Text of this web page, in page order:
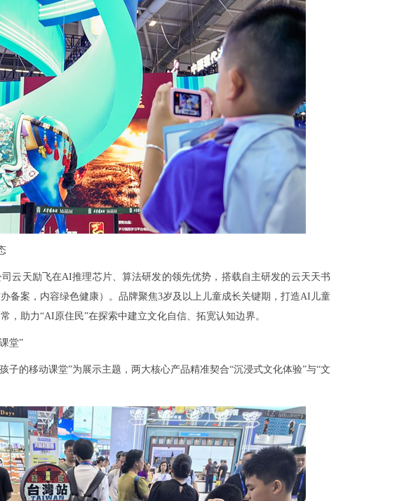
云天励飞在AI推理芯片、算法研发的领先优势，搭载自主研发的云天天书
备案，内容绿色健康）。品牌聚焦3岁及以上儿童成长关键期，打造AI儿童
，助力“AI原住民”在探索中建立文化自信、拓宽认知边界。
堂”
子的移动课堂”为展示主题，两大核心产品精准契合“沉浸式文化体验”与“文